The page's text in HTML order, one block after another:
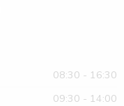
08:30 - 16:30
09:30 - 14:00